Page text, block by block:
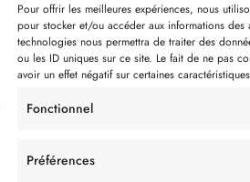
Pour offrir les meilleures expériences, nous
pour stocker et/ou accéder aux informations
technologies nous permettra de traiter des
ou les ID uniques sur ce site. Le fait de ne pas
avoir un effet négatif sur certaines
Fonctionnel
Préférences
SUIVEZ-